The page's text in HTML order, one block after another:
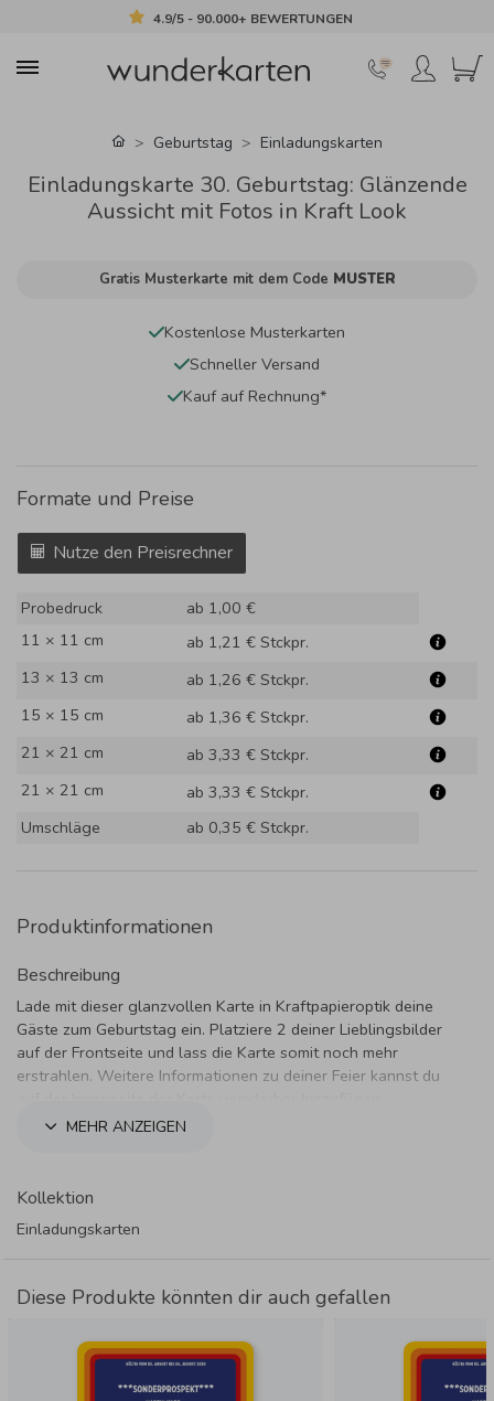
4.9/5 - 90.000+ BEWERTUNGEN
Geburtstag Einladungskarten
Einladungskarte 30. Geburtstag: Glänzende
Aussicht mit Fotos in Kraft Look
Gratis Musterkarte mit dem Code MUSTER
Kostenlose Musterkarten
Schneller Versand
Kauf auf Rechnung*
Formate und Preise
Nutze den Preisrechner
Probedruck
ab 1,00 €
11 × 11 cm
ab 1,21 € Stckpr.
13 × 13 cm
ab 1,26 € Stckpr.
15 × 15 cm
ab 1,36 € Stckpr.
21 × 21 cm
ab 3,33 € Stckpr.
21 × 21 cm
ab 3,33 € Stckpr.
Umschläge
ab 0,35 € Stckpr.
Produktinformationen
Beschreibung
Lade mit dieser glanzvollen Karte in Kraftpapieroptik deine
Gäste zum Geburtstag ein. Platziere 2 deiner Lieblingsbilder
auf der Frontseite und lass die Karte somit noch mehr
erstrahlen. Weitere Informationen zu deiner Feier kannst du
MEHR ANZEIGEN
Kollektion
Einladungskarten
Diese Produkte könnten dir auch gefallen